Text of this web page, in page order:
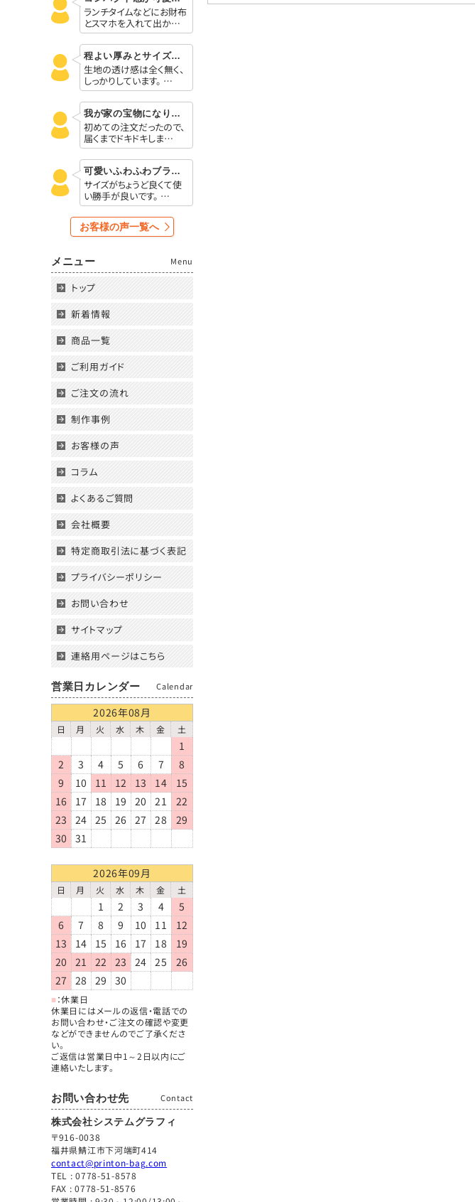
ランチタイムなどにお財布
とスマホを入れて出か…
程よい厚みとサイズ感がとても良いです
生地の透け感は全く無く、
しっかりしています。 …
我が家の宝物になりました。
初めての注文だったので、
届くまでドキドキしま…
可愛いふわふわブランケット
サイズがちょうど良くて使
い勝手が良いです。 …
お客様の声一覧へ
メニュー Menu
トップ
新着情報
商品一覧
ご利用ガイド
ご注文の流れ
制作事例
お客様の声
コラム
よくあるご質問
会社概要
特定商取引法に基づく表記
プライバシーポリシー
お問い合わせ
サイトマップ
連絡用ページはこちら
営業日カレンダー Calendar
2026年08月
日 月 火 水 木 金 土
1
2
3 4 5 6 7
8
9
10 11 12 13 14
15
16
17 18 19 20 21
22
23
24 25 26 27 28
29
30
31
2026年09月
日 月 火 水 木 金 土
1 2 3 4
5
6
7 8 9 10 11
12
13
14 15 16 17 18
19
20
21 22 23 24 25
26
27
28 29 30
■：休業日
休業日にはメールの返信・電話での
お問い合わせ・ご注文の確認や変更
などができませんのでご了承くださ
い。
ご返信は営業日中1～2日以内にご
連絡いたします。
お問い合わせ先 Contact
株式会社システムグラフィ
〒916-0038
福井県鯖江市下河端町414
contact@printon-bag.com
TEL :0778-51-8578
FAX : 0778-51-8576